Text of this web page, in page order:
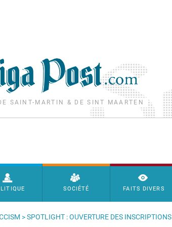
SAINT-MARTIN & DE SINT MAARTEN
SOCIÉTÉ FAITS DIVERS
> SPOTLIGHT : OUVERTURE DES INSCRIPTIONS